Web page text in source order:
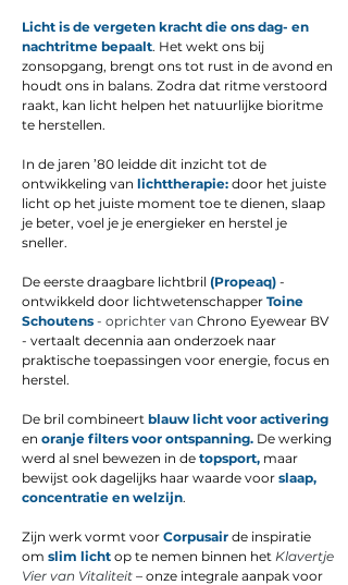
Licht is de vergeten kracht die ons dag- en
nachtritme bepaalt. Het wekt ons bij
zonsopgang, brengt ons tot rust in de avond en
houdt ons in balans. Zodra dat ritme verstoord
raakt, kan licht helpen het natuurlijke bioritme
te herstellen.
In de jaren ’80 leidde dit inzicht tot de
ontwikkeling van lichttherapie: door het juiste
licht op het juiste moment toe te dienen, slaap
je beter, voel je je energieker en herstel je
sneller.
De eerste draagbare lichtbril (Propeaq) -
ontwikkeld door lichtwetenschapper Toine
Schoutens - oprichter van Chrono Eyewear BV
- vertaalt decennia aan onderzoek naar
praktische toepassingen voor energie, focus en
herstel.
De bril combineert blauw licht voor activering
en oranje filters voor ontspanning. De werking
werd al snel bewezen in de topsport, maar
bewijst ook dagelijks haar waarde voor slaap,
concentratie en welzijn.
Zijn werk vormt voor Corpusair de inspiratie
om slim licht op te nemen binnen het Klavertje
Vier van Vitaliteit – onze integrale aanpak voor